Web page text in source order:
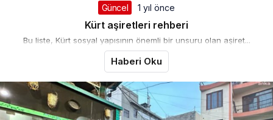
Güncel 1 yıl önce
Kürt aşiretleri rehberi
Bu liste, Kürt sosyal yapısının önemli bir unsuru olan aşiret...
Haberi Oku